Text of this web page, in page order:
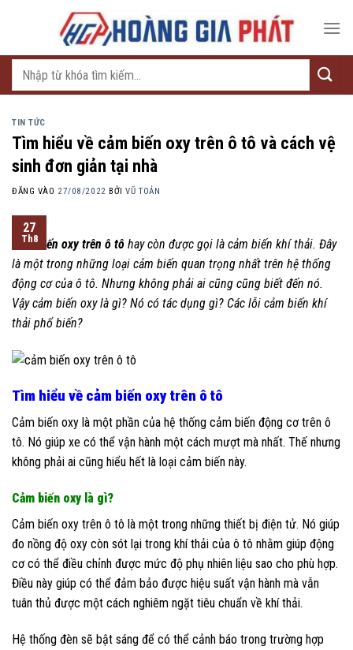
Tìm
TIN TỨC
Tìm hiểu về cảm biến oxy trên ô tô và cách vệ
sinh đơn giản tại nhà
ĐĂNG VÀO 27/08/2022 BỞIVŨ TOẢN
27
Th8
Cảm biến oxy trên ô tô hay còn được gọi là cảm biến khí thải. Đây
là một trong những loại cảm biến quan trọng nhất trên hệ thống
động cơ của ô tô. Nhưng không phải ai cũng cũng biết đến nó.
Vậy cảm biến oxy là gì? Nó có tác dụng gì? Các lỗi cảm biến khí
thải phổ biến?
Tìm hiểu về cảm biến oxy trên ô tô
Cảm biến oxy là một phần của hệ thống cảm biến động cơ trên ô
tô. Nó giúp xe có thể vận hành một cách mượt mà nhất. Thế nhưng
không phải ai cũng hiểu hết là loại cảm biến này.
Cảm biến oxy là gì?
Cảm biến oxy trên ô tô là một trong những thiết bị điện tử. Nó giúp
đo nồng độ oxy còn sót lại trong khí thải của ô tô nhằm giúp động
cơ có thể điều chỉnh được mức độ phụ nhiên liệu sao cho phù hợp.
Điều này giúp có thể đảm bảo được hiệu suất vận hành mà vẫn
tuân thủ được một cách nghiêm ngặt tiêu chuẩn về khí thải.
Hệ thống đèn sẽ bật sáng để có thể cảnh báo trong trường hợp